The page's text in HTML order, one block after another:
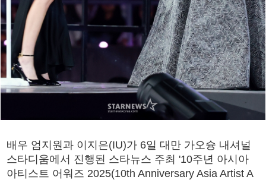
배우 엄지원과 이지은(IU)가 6일 대만 가오슝 내셔널
스타디움에서 진행된 스타뉴스 주최 '10주년 아시아
아티스트 어워즈 2025(10th Anniversary Asia Artist A